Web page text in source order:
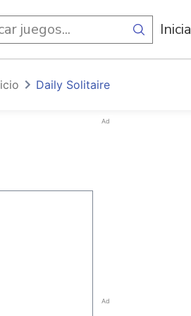
Daily Solitaire
Ad
Ad